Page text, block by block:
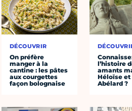
DÉCOUVRIR
On préfère
manger à la
cantine : les pâtes
aux courgettes
façon bolognaise
l’histoire
amants
Héloïse et
Abélard ?